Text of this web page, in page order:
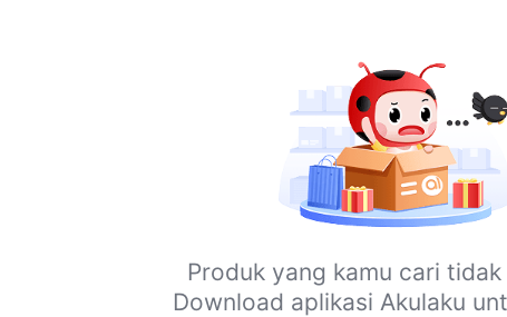
Produk yang kamu cari
Download aplikasi Akulaku